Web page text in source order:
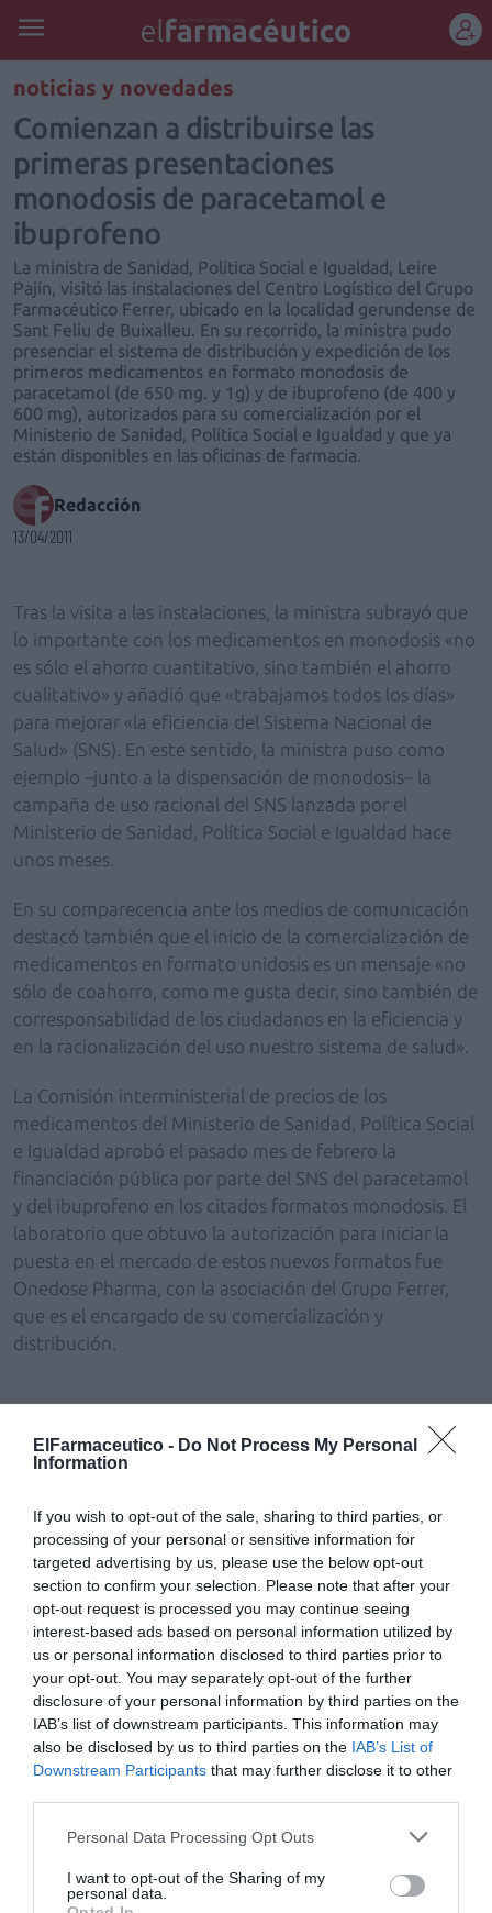
ElFarmaceutico - Do Not Process My Personal
Information
If you wish to opt-out of the sale, sharing to third parties, or
processing of your personal or sensitive information for
targeted advertising by us, please use the below opt-out
section to confirm your selection. Please note that after your
opt-out request is processed you may continue seeing
interest-based ads based on personal information utilized by
us or personal information disclosed to third parties prior to
your opt-out. You may separately opt-out of the further
disclosure of your personal information by third parties on the
IAB’s list of downstream participants. This information may
also be disclosed by us to third parties on the IAB’s List of
Downstream Participants that may further disclose it to other
Personal Data Processing Opt Outs
I want to opt-out of the Sharing of my
personal data.
REGÍSTRATE
noticias y novedades
Comienzan a distribuirse las
primeras presentaciones
monodosis de paracetamol e
ibuprofeno
La ministra de Sanidad, Política Social e Igualdad, Leire
Pajín, visitó las instalaciones del Centro Logístico del Grupo
Farmacéutico Ferrer, ubicado en la localidad gerundense de
Sant Feliu de Buixalleu. En su recorrido, la ministra pudo
presenciar el sistema de distribución y expedición de los
primeros medicamentos en formato monodosis de
paracetamol (de 650 mg. y 1g) y de ibuprofeno (de 400 y
600 mg), autorizados para su comercialización por el
Ministerio de Sanidad, Política Social e Igualdad y que ya
están disponibles en las oficinas de farmacia.
Redacción
13/04/2011
Tras la visita a las instalaciones, la ministra subrayó que
lo importante con los medicamentos en monodosis «no
es sólo el ahorro cuantitativo, sino también el ahorro
cualitativo» y añadió que «trabajamos todos los días»
para mejorar «la eficiencia del Sistema Nacional de
Salud» (SNS). En este sentido, la ministra puso como
ejemplo –junto a la dispensación de monodosis– la
campaña de uso racional del SNS lanzada por el
Ministerio de Sanidad, Política Social e Igualdad hace
unos meses.
En su comparecencia ante los medios de comunicación
destacó también que el inicio de la comercialización de
medicamentos en formato unidosis es un mensaje «no
sólo de coahorro, como me gusta decir, sino también de
corresponsabilidad de los ciudadanos en la eficiencia y
en la racionalización del uso nuestro sistema de salud».
La Comisión interministerial de precios de los
medicamentos del Ministerio de Sanidad, Política Social
e Igualdad aprobó el pasado mes de febrero la
financiación pública por parte del SNS del paracetamol
y del ibuprofeno en los citados formatos monodosis. El
laboratorio que obtuvo la autorización para iniciar la
puesta en el mercado de estos nuevos formatos fue
Onedose Pharma, con la asociación del Grupo Ferrer,
que es el encargado de su comercialización y
distribución.
Más formatos nuevos
los próximos meses se incorporarán nuevas
presentaciones monodosis. La Agencia Española de
Medicamentos y Productos Sanitarios (AEMPS) está
evaluando actualmente expedientes de omeprazol y
pantoprazol y próximamente podría iniciar la
evaluación de esomeprazol.
La AEMPS también está desarrollando un trabajo
conjunto con las principales sociedades científicas de
atención primaria que tendrá como resultado un
Este informe, que podría estar finalizado en junio,
recomendará a las compañías farmacéuticas fabricantes
la adecuación de entre 250 y 300 envases de